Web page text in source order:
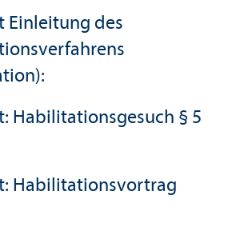
Einleitung des
Habilitations­gesuch § 5
Habilitations­vortrag